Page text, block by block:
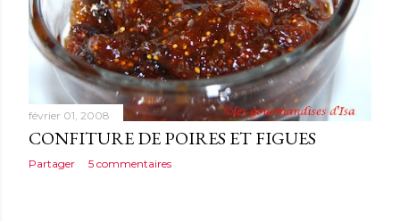
février 01, 2008
CONFITURE DE POIRES ET FIGUES
Partager 5 commentaires